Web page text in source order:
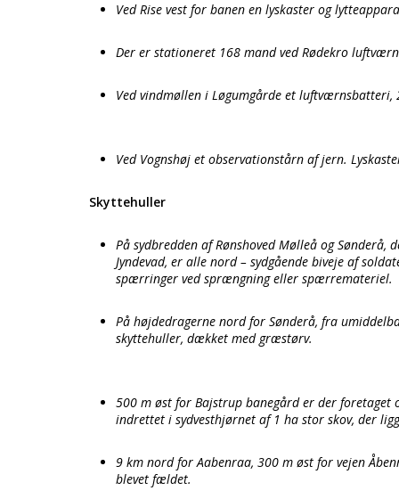
Ved Rise vest for banen en lyskaster og
Der er stationeret 168 mand ved Rødekro
Ved vindmøllen i Løgumgårde et luftværnsbatteri,
Ved Vognshøj et observationstårn af jern.
Skyttehuller
På sydbredden af Rønshoved Mølleå og
Jyndevad, er alle nord – sydgående biveje af
spærringer ved sprængning eller spærremateriel.
På højdedragerne nord for Sønderå, fra
skyttehuller, dækket med græstørv.
500 m øst for Bajstrup banegård er der
indrettet i sydvesthjørnet af 1 ha stor skov, der
9 km nord for Aabenraa, 300 m øst for vejen
blevet fældet.